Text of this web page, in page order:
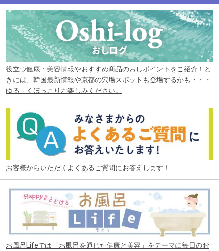
役立つ健康・美容情報やおすすめ商品のおしポイントをご紹介！と
きには、韓国最新情報や京都の穴場スポットも登場するかも・・・
ゆる～くほっこりお楽しみください。
お客様からいただくよくあるご質問にお答えします！
お風呂Lifeでは「お風呂を通じた健康と美容」をテーマに毎日のお